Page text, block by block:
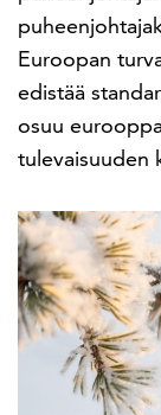
Euroopan
edistää
osuu
tulevaisuuden